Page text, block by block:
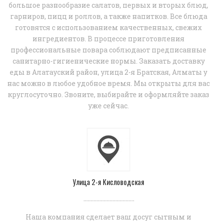
большое разнообразие салатов, первых и вторых блюд,
гарниров, пицц и роллов, а также напитков. Все блюда
готовятся с использованием качественных, свежих
ингредиентов. В процессе приготовления
профессиональные повара соблюдают предписанные
санитарно-гигиенические нормы. Заказать доставку
еды в Алатауский район, улица 2-я Братская, Алматы у
нас можно в любое удобное время. Мы открыты для вас
круглосуточно. Звоните, выбирайте и оформляйте заказ
уже сейчас.
Улица 2-я Кисловодская
Наша компания сделает ваш досуг сытным и